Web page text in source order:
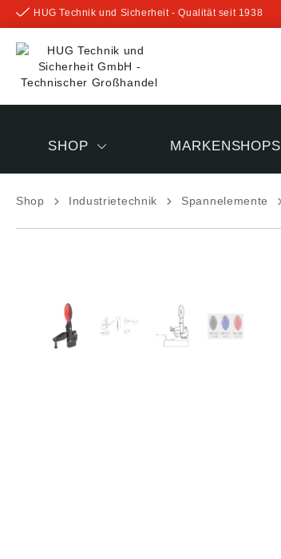
springen
HUG Technik und Sicherheit - Qualität seit 1938
SHOP MARKENSHOPS
Shop Industrietechnik Spannelemente